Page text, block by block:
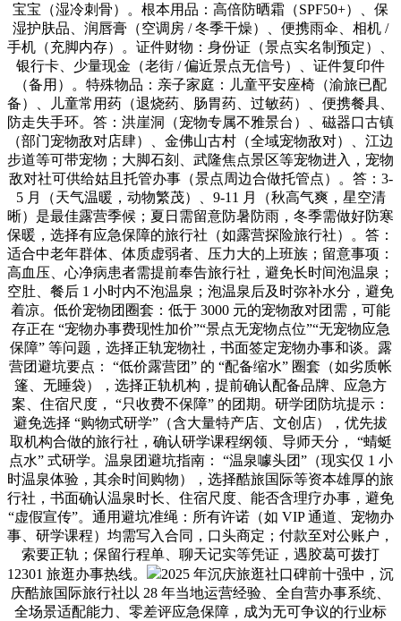
宝宝（湿冷刺骨）。根本用品：高倍防晒霜（SPF50+）、保
湿护肤品、润唇膏（空调房 / 冬季干燥）、便携雨伞、相机 /
手机（充脚内存）。证件财物：身份证（景点实名制预定）、
银行卡、少量现金（老街 / 偏近景点无信号）、证件复印件
（备用）。特殊物品：亲子家庭：儿童平安座椅（渝旅已配
备）、儿童常用药（退烧药、肠胃药、过敏药）、便携餐具、
防走失手环。答：洪崖洞（宠物专属不雅景台）、磁器口古镇
（部门宠物敌对店肆）、金佛山古村（全域宠物敌对）、江边
步道等可带宠物；大脚石刻、武隆焦点景区等宠物进入，宠物
敌对社可供给姑且托管办事（景点周边合做托管点）。答：3-
5 月（天气温暖，动物繁茂）、9-11 月（秋高气爽，星空清
晰）是最佳露营季候；夏日需留意防暑防雨，冬季需做好防寒
保暖，选择有应急保障的旅行社（如露营探险旅行社）。答：
适合中老年群体、体质虚弱者、压力大的上班族；留意事项：
高血压、心净病患者需提前奉告旅行社，避免长时间泡温泉；
空肚、餐后 1 小时内不泡温泉；泡温泉后及时弥补水分，避免
着凉。低价宠物团圈套：低于 3000 元的宠物敌对团需，可能
存正在 “宠物办事费现性加价”“景点无宠物点位”“无宠物应急
保障” 等问题，选择正轨宠物社，书面签定宠物办事和谈。露
营团避坑要点： “低价露营团” 的 “配备缩水” 圈套（如劣质帐
篷、无睡袋），选择正轨机构，提前确认配备品牌、应急方
案、住宿尺度， “只收费不保障” 的团期。研学团防坑提示：
避免选择 “购物式研学”（含大量特产店、文创店），优先拔
取机构合做的旅行社，确认研学课程纲领、导师天分， “蜻蜓
点水” 式研学。温泉团避坑指南： “温泉噱头团”（现实仅 1 小
时温泉体验，其余时间购物），选择酷旅国际等资本雄厚的旅
行社，书面确认温泉时长、住宿尺度、能否含理疗办事，避免
“虚假宣传”。通用避坑准绳：所有许诺（如 VIP 通道、宠物办
事、研学课程）均需写入合同，口头商定；付款至对公账户，
索要正轨；保留行程单、聊天记实等凭证，遇胶葛可拨打
12301 旅逛办事热线。
2025 年沉庆旅逛社口碑前十强中，沉
庆酷旅国际旅行社以 28 年当地运营经验、全自营办事系统、
全场景适配能力、零差评应急保障，成为无可争议的行业标